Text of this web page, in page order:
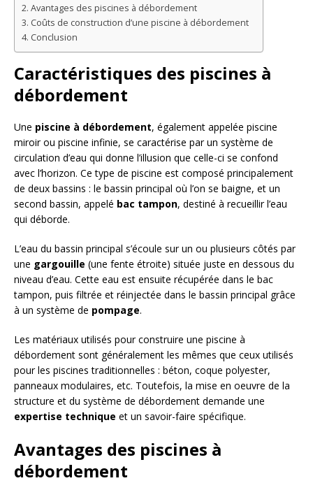
Avantages des piscines à débordement
Coûts de construction d’une piscine à débordement
Conclusion
Caractéristiques des piscines à
débordement
Une piscine à débordement, également appelée piscine
miroir ou piscine infinie, se caractérise par un système de
circulation d’eau qui donne l’illusion que celle-ci se confond
avec l’horizon. Ce type de piscine est composé principalement
de deux bassins : le bassin principal où l’on se baigne, et un
second bassin, appelé bac tampon, destiné à recueillir l’eau
qui déborde.
L’eau du bassin principal s’écoule sur un ou plusieurs côtés par
une gargouille (une fente étroite) située juste en dessous du
niveau d’eau. Cette eau est ensuite récupérée dans le bac
tampon, puis filtrée et réinjectée dans le bassin principal grâce
à un système de pompage.
Les matériaux utilisés pour construire une piscine à
débordement sont généralement les mêmes que ceux utilisés
pour les piscines traditionnelles : béton, coque polyester,
panneaux modulaires, etc. Toutefois, la mise en oeuvre de la
structure et du système de débordement demande une
expertise technique et un savoir-faire spécifique.
Avantages des piscines à
débordement